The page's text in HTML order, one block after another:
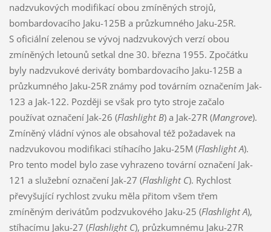
nadzvukových modifikací obou zmíněných strojů,
bombardovacího Jaku-125B a průzkumného Jaku-25R.
S oficiální zelenou se vývoj nadzvukových verzí obou
zmíněných letounů setkal dne 30. března 1955. Zpočátku
byly nadzvukové deriváty bombardovacího Jaku-125B a
průzkumného Jaku-25R známy pod továrním označením Jak-
123 a Jak-122. Později se však pro tyto stroje začalo
používat označení Jak-26 (Flashlight B) a Jak-27R (Mangrove).
Zmíněný vládní výnos ale obsahoval též požadavek na
nadzvukovou modifikaci stíhacího Jaku-25M (Flashlight A).
Pro tento model bylo zase vyhrazeno tovární označení Jak-
121 a služební označení Jak-27 (Flashlight C). Rychlost
převyšující rychlost zvuku měla přitom všem třem
zmíněným derivátům podzvukového Jaku-25 (Flashlight A),
stíhacímu Jaku-27 (Flashlight C), průzkumnému Jaku-27R